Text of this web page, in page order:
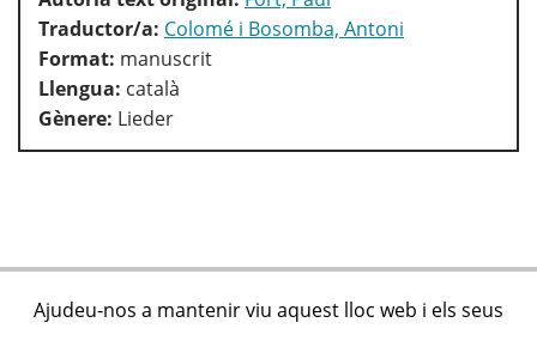
Traductor/a: Colomé i Bosomba, Antoni
Format: manuscrit
Llengua: català
Gènere: Lieder
Ajudeu-nos a mantenir viu aquest lloc web i els seus